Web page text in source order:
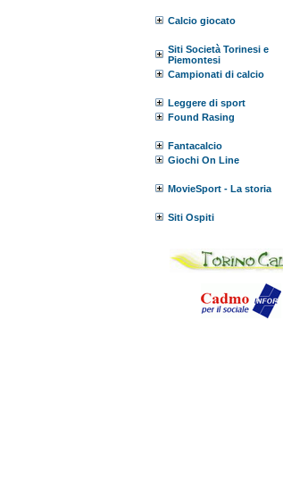
Calcio giocato
Siti Società Torinesi e
Piemontesi
Campionati di calcio
Leggere di sport
Found Rasing
Fantacalcio
Giochi On Line
MovieSport - La storia
Siti Ospiti